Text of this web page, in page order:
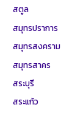
สตูล
สมุทรปราการ
สมุทรสงคราม
สมุทรสาคร
สระบุรี
สระแก้ว